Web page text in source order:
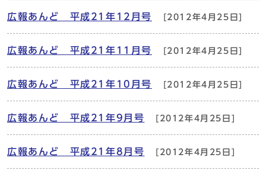
広報あんど 平成21年12月号 [2012年4月25日]
広報あんど 平成21年11月号 [2012年4月25日]
広報あんど 平成21年10月号 [2012年4月25日]
広報あんど 平成21年9月号 [2012年4月25日]
広報あんど 平成21年8月号 [2012年4月25日]